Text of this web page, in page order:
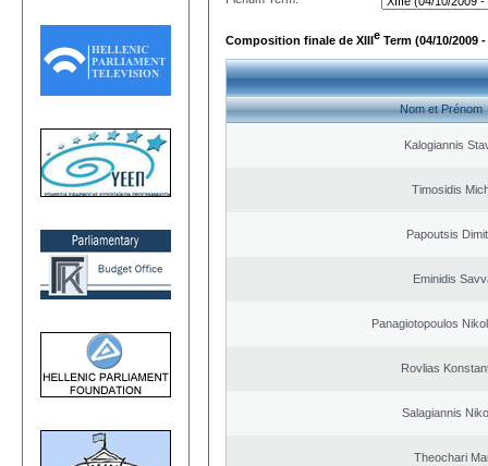
Composition finale de XIIIe Term (04/10/2009 -
Nom et Prénom
Kalogiannis
Timosidis
Papoutsis
Eminidis
Panagiotopoulos
Rovlias
Salagiannis
Theochari